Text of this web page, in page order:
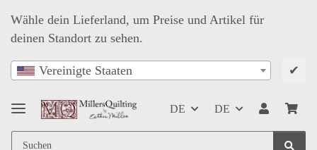
Wähle dein Lieferland, um Preise und Artikel für
deinen Standort zu sehen.
Vereinigte Staaten ✔
DE DE